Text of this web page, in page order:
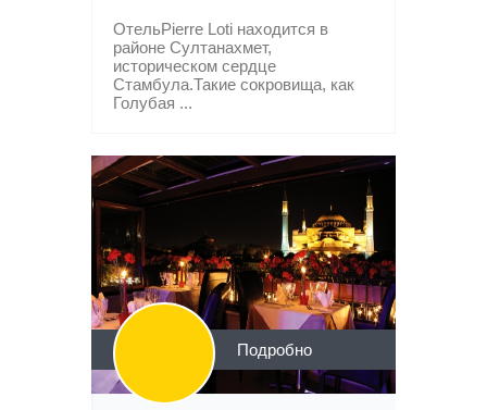
ОтельPierre Loti находится в
районе Султанахмет,
историческом сердце
Стамбула.Такие сокровища, как
Голубая ...
Подробно